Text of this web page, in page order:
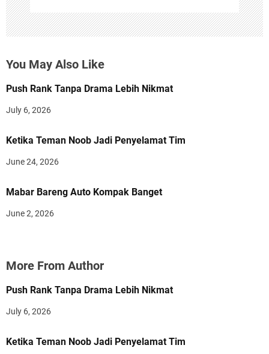
You May Also Like
Push Rank Tanpa Drama Lebih Nikmat
July 6, 2026
Ketika Teman Noob Jadi Penyelamat Tim
June 24, 2026
Mabar Bareng Auto Kompak Banget
June 2, 2026
More From Author
Push Rank Tanpa Drama Lebih Nikmat
July 6, 2026
Ketika Teman Noob Jadi Penyelamat Tim